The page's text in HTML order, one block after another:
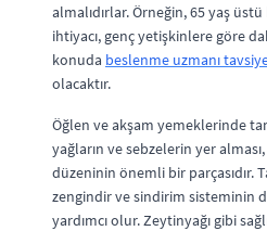
almalıdırlar. Örneğin, 65 yaş
ihtiyacı, genç yetişkinlere göre
konuda beslenme uzmanı
olacaktır.
Öğlen ve akşam yemeklerinde
yağların ve sebzelerin yer
düzeninin önemli bir parçasıdır.
zengindir ve sindirim sisteminin
yardımcı olur. Zeytinyağı gibi